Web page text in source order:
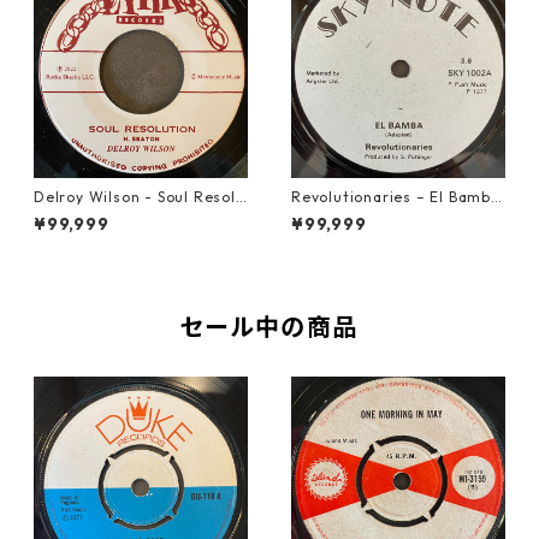
Delroy Wilson - Soul Resolu
tion【7-21935】
¥99,999
Revolutionaries – El Bamba
【7-21855】
¥99,999
セール中の商品